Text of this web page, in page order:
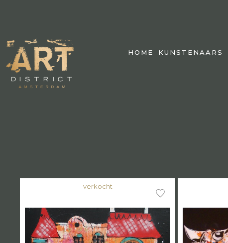
HOME KUNSTENAARS
verkocht